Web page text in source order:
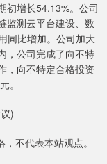
初增长54.13%。公司
监测云平台建设、数
同比增加。公司加大
，公司完成了向不特
，向不特定合格投资
。
)
不代表本站观点。